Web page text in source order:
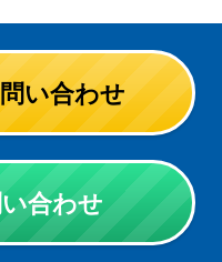
い合わせ
合わせ